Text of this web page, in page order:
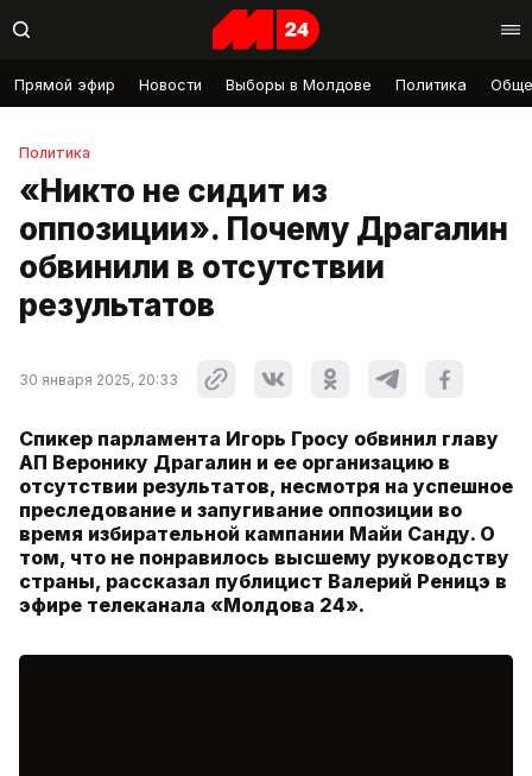
Прямой эфир Новости Выборы в Молдове Политика
Политика
«Никто не сидит из
оппозиции». Почему Драгалин
обвинили в отсутствии
результатов
30 января 2025, 20:33
Спикер парламента Игорь Гросу обвинил главу
АП Веронику Драгалин и ее организацию в
отсутствии результатов, несмотря на успешное
преследование и запугивание оппозиции во
время избирательной кампании Майи Санду. О
том, что не понравилось высшему руководству
страны, рассказал публицист Валерий Реницэ в
эфире телеканала «Молдова 24».